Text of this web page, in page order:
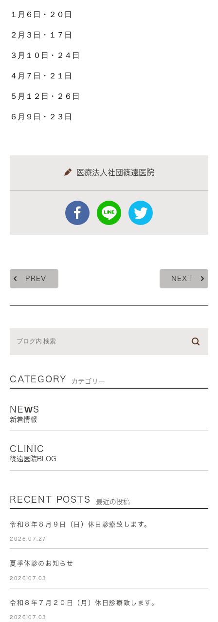
１月６日・２０日
２月３日・１７日
３月１０日・２４日
４月７日・２１日
５月１２日・２６日
６月９日・２３日
医療法人社団篠遠医院
PREV NEXT
CATEGORY カテゴリー
NEWS
新着情報
CLINIC
篠遠医院BLOG
RECENT POSTS 最近の投稿
令和８年８月９日（日）休日診療致します。
2026.07.27
夏季休診のお知らせ
2026.07.03
令和８年７月２０日（月）休日診療致します。
2026.07.03